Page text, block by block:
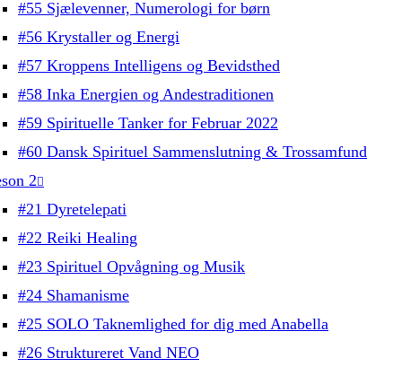
#55 Sjælevenner, Numerologi for børn
#56 Krystaller og Energi
#57 Kroppens Intelligens og Bevidsthed
#58 Inka Energien og Andestraditionen
#59 Spirituelle Tanker for Februar 2022
#60 Dansk Spirituel Sammenslutning & Trossamfund
2
#21 Dyretelepati
#22 Reiki Healing
#23 Spirituel Opvågning og Musik
#24 Shamanisme
#25 SOLO Taknemlighed for dig med Anabella
#26 Struktureret Vand NEO